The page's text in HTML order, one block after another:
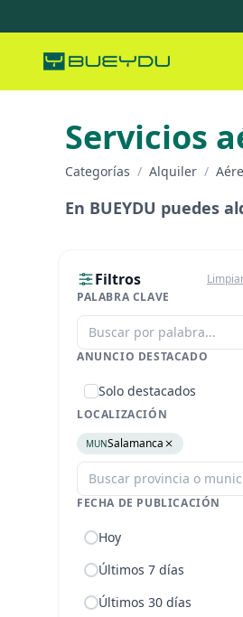
Servicios
Categorías / Alquiler /
En BUEYDU puedes
Filtros
PALABRA CLAVE
ANUNCIO DESTACADO
Solo destacados
LOCALIZACIÓN
MUNSalamanca
FECHA DE PUBLICACIÓN
Hoy
Últimos 7 días
Últimos 30 días